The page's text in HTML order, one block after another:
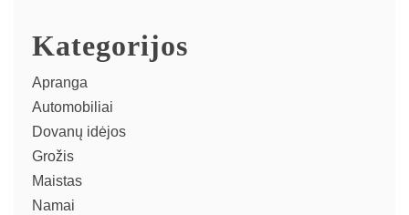
Kategorijos
Apranga
Automobiliai
Dovanų idėjos
Grožis
Maistas
Namai